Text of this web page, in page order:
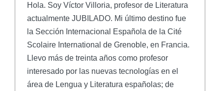
Hola. Soy Víctor Villoria, profesor de Literatura
actualmente JUBILADO. Mi último destino fue
la Sección Internacional Española de la Cité
Scolaire International de Grenoble, en Francia.
Llevo más de treinta años como profesor
interesado por las nuevas tecnologías en el
área de Lengua y Literatura españolas; de